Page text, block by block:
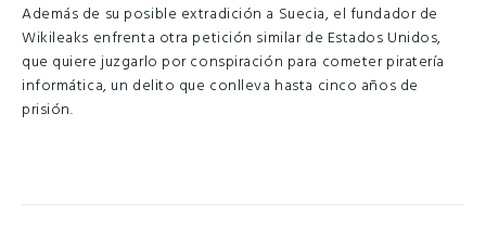
Además de su posible extradición a Suecia, el fundador de
Wikileaks enfrenta otra petición similar de Estados Unidos,
que quiere juzgarlo por conspiración para cometer piratería
informática, un delito que conlleva hasta cinco años de
prisión.